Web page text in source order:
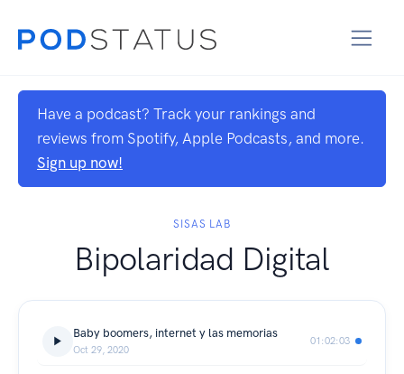
Have a podcast? Track your rankings and
reviews from Spotify, Apple Podcasts, and more.
Sign up now!
SISAS LAB
Bipolaridad Digital
Baby boomers, internet y las memorias
Oct 29, 2020
01:02:03